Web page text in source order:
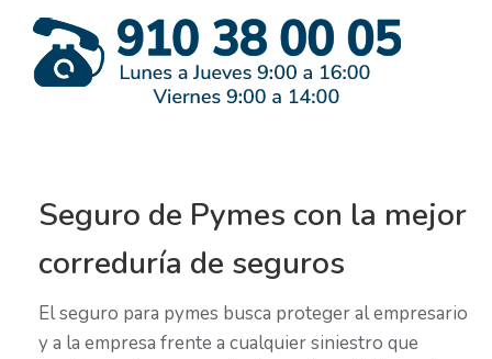
Seguro de Pymes con la mejor
correduría de seguros
El seguro para pymes busca proteger al empresario
y a la empresa frente a cualquier siniestro que